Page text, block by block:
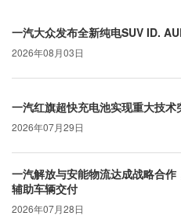
一汽大众发布全新纯电SUV ID.
2026年08月03日
一汽红旗超快充电池实现重大技术
2026年07月29日
一汽解放与安能物流达成战略合
辅助车辆交付
2026年07月28日